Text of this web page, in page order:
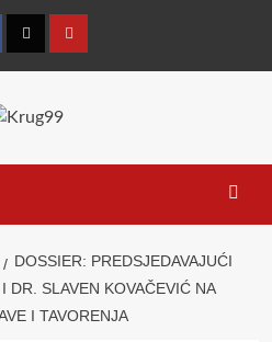
TwitterYouTube
DOSSIER: PREDSJEDAVAJUĆI
DR. SLAVEN KOVAČEVIĆ NA
I TAVORENJA